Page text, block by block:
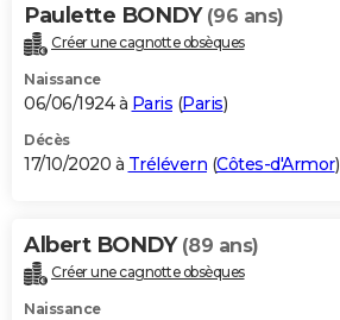
Paulette BONDY (96 ans)
Créer une cagnotte obsèques
Naissance
06/06/1924 à Paris (Paris)
Décès
17/10/2020 à Trélévern (Côtes-d'Armor)
Albert BONDY (89 ans)
Créer une cagnotte obsèques
Naissance